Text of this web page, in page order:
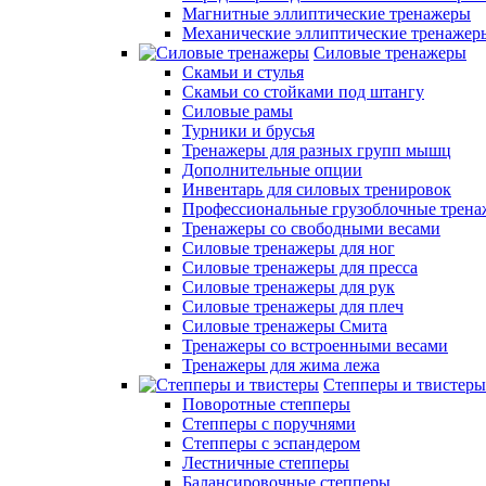
Магнитные эллиптические тренажеры
Механические эллиптические
Силовые тренажеры
Скамьи и стулья
Скамьи со стойками под штангу
Силовые рамы
Турники и брусья
Тренажеры для разных групп мышц
Дополнительные опции
Инвентарь для силовых тренировок
Профессиональные грузоблочные
Тренажеры со свободными весами
Силовые тренажеры для ног
Силовые тренажеры для пресса
Силовые тренажеры для рук
Силовые тренажеры для плеч
Силовые тренажеры Смита
Тренажеры со встроенными весами
Тренажеры для жима лежа
Степперы и твистеры
Поворотные степперы
Степперы с поручнями
Степперы с эспандером
Лестничные степперы
Балансировочные степперы